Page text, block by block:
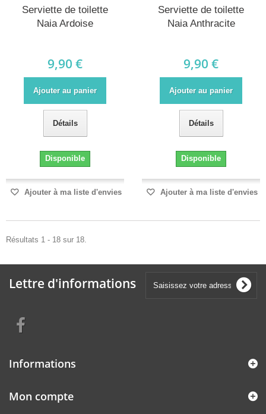
Serviette de toilette
Naia Ardoise
9,90 €
Ajouter au panier
Détails
Disponible
Ajouter à ma liste d'envies
Serviette de toilette
Naia Anthracite
9,90 €
Ajouter au panier
Détails
Disponible
Ajouter à ma liste d'envies
Résultats 1 - 18 sur 18.
Lettre d'informations
Informations
Mon compte